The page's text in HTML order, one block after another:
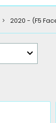
2020 - (F5